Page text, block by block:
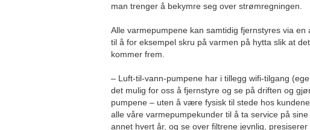
man trenger å bekymre seg over strømregningen.
Alle varmepumpene kan samtidig fjernstyres via en
til å for eksempel skru på varmen på hytta slik at
kommer frem.
– Luft-til-vann-pumpene har i tillegg wifi-tilgang
det mulig for oss å fjernstyre og se på driften og
pumpene – uten å være fysisk til stede hos
alle våre varmepumpekunder til å ta service på
annet hvert år, og se over filtrene jevnlig, presiserer